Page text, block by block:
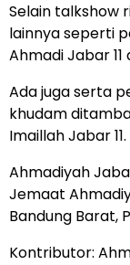
Selain talkshow
lainnya seperti
Ahmadi Jabar
Ada juga serta
khudam
Imaillah Jabar 11.
Ahmadiyah
Jemaat
Bandung Barat,
Kontributor: